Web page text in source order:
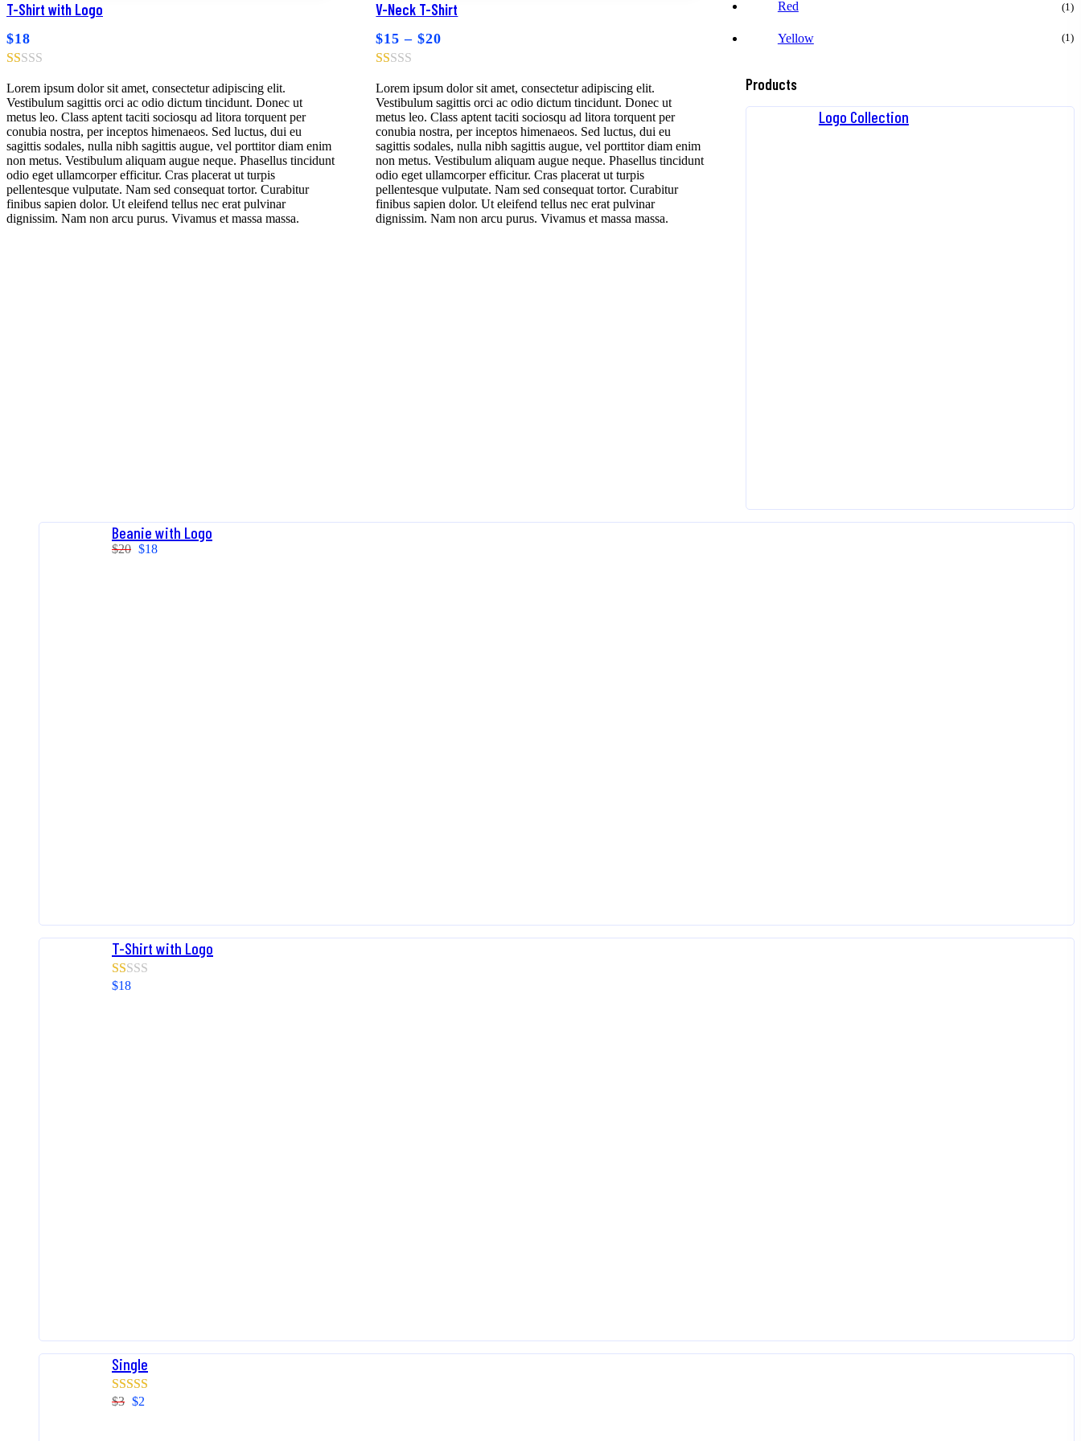
T-Shirt with Logo
$18
Lorem ipsum dolor sit amet, consectetur adipiscing elit.
Vestibulum sagittis orci ac odio dictum tincidunt. Donec ut
metus leo. Class aptent taciti sociosqu ad litora torquent per
conubia nostra, per inceptos himenaeos. Sed luctus, dui eu
sagittis sodales, nulla nibh sagittis augue, vel porttitor diam enim
non metus. Vestibulum aliquam augue neque. Phasellus tincidunt
odio eget ullamcorper efficitur. Cras placerat ut turpis
pellentesque vulputate. Nam sed consequat tortor. Curabitur
finibus sapien dolor. Ut eleifend tellus nec erat pulvinar
dignissim. Nam non arcu purus. Vivamus et massa massa.
V-Neck T-Shirt
$15 –$20
Lorem ipsum dolor sit amet, consectetur adipiscing elit.
Vestibulum sagittis orci ac odio dictum tincidunt. Donec ut
metus leo. Class aptent taciti sociosqu ad litora torquent per
conubia nostra, per inceptos himenaeos. Sed luctus, dui eu
sagittis sodales, nulla nibh sagittis augue, vel porttitor diam enim
non metus. Vestibulum aliquam augue neque. Phasellus tincidunt
odio eget ullamcorper efficitur. Cras placerat ut turpis
pellentesque vulputate. Nam sed consequat tortor. Curabitur
finibus sapien dolor. Ut eleifend tellus nec erat pulvinar
dignissim. Nam non arcu purus. Vivamus et massa massa.
Red (1)
Yellow (1)
Products
Logo Collection
Beanie with Logo
$20 $18
T-Shirt with Logo
Rated
$18
Single
Rated
$3 $2